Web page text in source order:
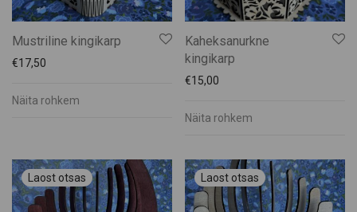
Mustriline kingikarp
€17,50
Näita rohkem
Kaheksanurkne
kingikarp
€15,00
Näita rohkem